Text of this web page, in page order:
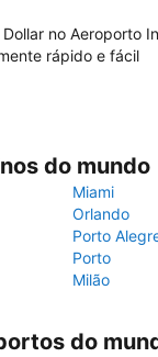
no Aeroporto
rápido e fácil
do mundo
Miami
Orlando
Porto
Porto
Milão
do